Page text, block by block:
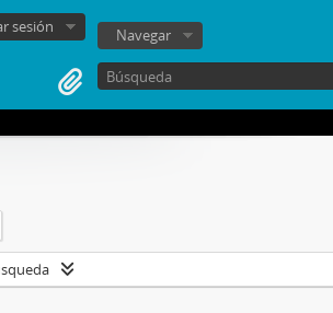
sesión Navegar